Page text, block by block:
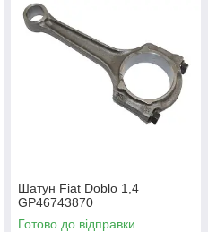
Шатун Fiat Doblo 1,4
GP46743870
Готово до відправки